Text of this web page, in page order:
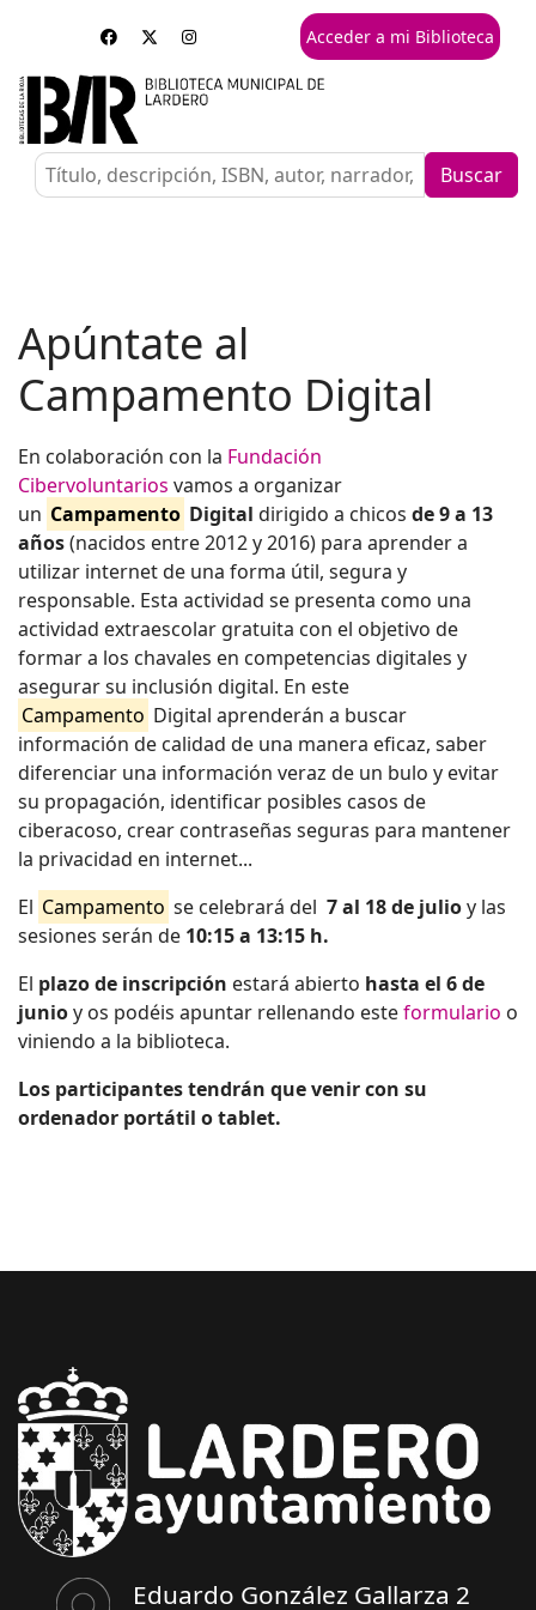
Acceder a mi Biblioteca
Buscar
Apúntate al
Campamento Digital
En colaboración con la Fundación
Cibervoluntarios vamos a organizar
un Campamento Digital dirigido a chicos de 9 a 13
años(nacidos entre 2012 y 2016) para aprender a
utilizar internet de una forma útil, segura y
responsable. Esta actividad se presenta como una
actividad extraescolar gratuita con el objetivo de
formar a los chavales en competencias digitales y
asegurar su inclusión digital. En este
Campamento Digital aprenderán a buscar
información de calidad de una manera eficaz, saber
diferenciar una información veraz de un bulo y evitar
su propagación, identificar posibles casos de
ciberacoso, crear contraseñas seguras para mantener
la privacidad en internet...
El Campamento se celebrará del 7 al 18 de julioy las
sesiones serán de 10:15 a 13:15 h.
El plazo de inscripción estará abierto hasta el 6 de
junioy os podéis apuntar rellenando esteformulario o
viniendo a la biblioteca.
Los participantes tendrán que venir con su
ordenador portátil o tablet.
Eduardo González Gallarza 2